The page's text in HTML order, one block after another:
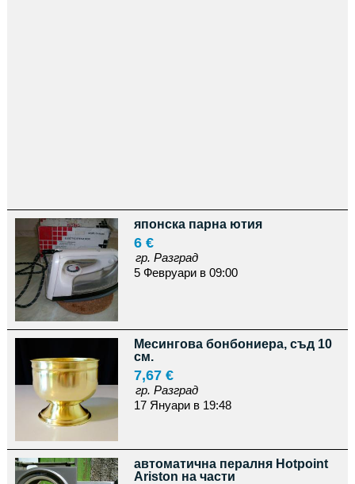
японска парна ютия
6 €
гр. Разград
5 Февруари в 09:00
Месингова бонбониера, съд 10
см.
7,67 €
гр. Разград
17 Януари в 19:48
автоматична пералня Hotpoint
Ariston на части